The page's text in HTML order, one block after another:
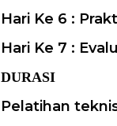
Hari Ke 6 :
Hari Ke 7 :
DURASI
Pelatihan